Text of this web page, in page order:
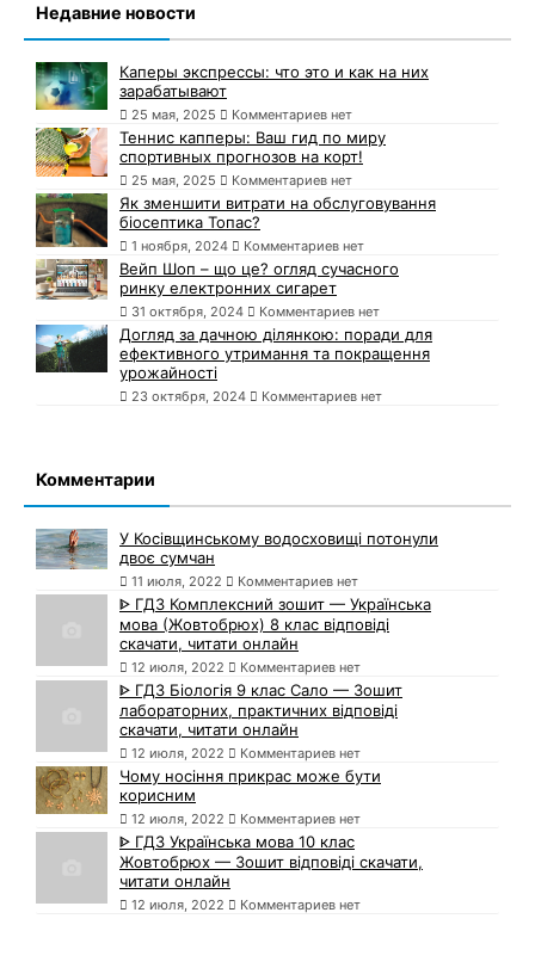
Недавние новости
Каперы экспрессы: что это и как на них
зарабатывают
25 мая, 2025 Комментариев нет
Теннис капперы: Ваш гид по миру
спортивных прогнозов на корт!
25 мая, 2025 Комментариев нет
Як зменшити витрати на обслуговування
біосептика Топас?
1 ноября, 2024 Комментариев нет
Вейп Шоп – що це? огляд сучасного
ринку електронних сигарет
31 октября, 2024 Комментариев нет
Догляд за дачною ділянкою: поради для
ефективного утримання та покращення
урожайності
23 октября, 2024 Комментариев нет
Комментарии
У Косівщинському водосховищі потонули
двоє сумчан
11 июля, 2022 Комментариев нет
ᐈ ГДЗ Комплексний зошит — Українська
мова (Жовтобрюх) 8 клас відповіді
скачати, читати онлайн
12 июля, 2022 Комментариев нет
ᐈ ГДЗ Біологія 9 клас Сало — Зошит
лабораторних, практичних відповіді
скачати, читати онлайн
12 июля, 2022 Комментариев нет
Чому носіння прикрас може бути
корисним
12 июля, 2022 Комментариев нет
ᐈ ГДЗ Українська мова 10 клас
Жовтобрюх — Зошит відповіді скачати,
читати онлайн
12 июля, 2022 Комментариев нет